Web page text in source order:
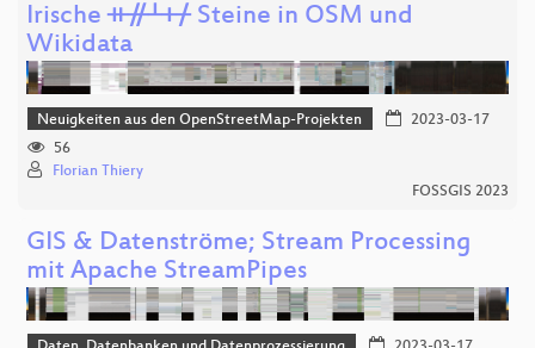
Irische ᚑᚌᚆᚐᚋ Steine in OSM und
Wikidata
Neuigkeiten aus den OpenStreetMap-Projekten
2023-03-17
56
Florian Thiery
FOSSGIS 2023
GIS & Datenströme; Stream Processing
mit Apache StreamPipes